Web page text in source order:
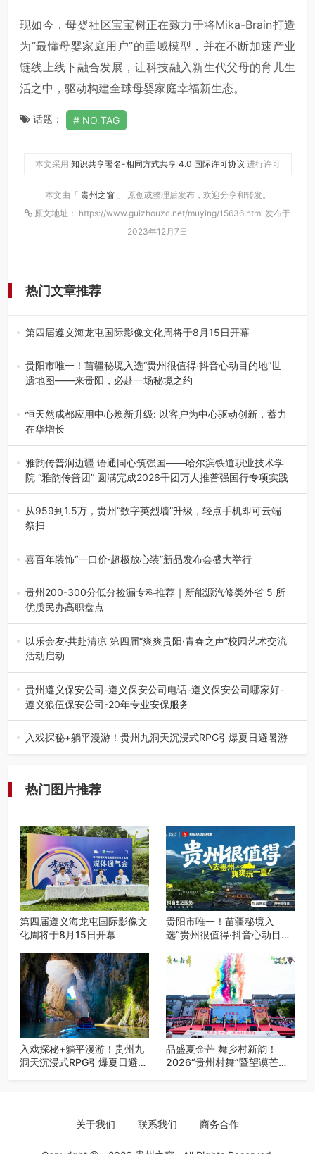
现如今，母婴社区宝宝树正在致力于将Mika-Brain打造
为“最懂母婴家庭用户”的垂域模型，并在不断加速产业
链线上线下融合发展，让科技融入新生代父母的育儿生
活之中，驱动构建全球母婴家庭幸福新生态。
话题： NO TAG
本文采用 知识共享署名-相同方式共享 4.0 国际许可协议 进行许可
本文由「 贵州之窗 」 原创或整理后发布，欢迎分享和转发。
原文地址： https://www.guizhouzc.net/muying/15636.html 发布于
2023年12月7日
热门文章推荐
第四届遵义海龙屯国际影像文化周将于8月15日开幕
8月7日，第四届遵义海龙屯国际影像文化周媒体通气会在世
界文化遗产地海龙屯核心景区…
贵阳市唯一！苗疆秘境入选“贵州很值得·抖音心动目的地”世
遗地图——来贵阳，必赴一场秘境之约
2026年7月21日，2026年“贵州很值得”暨抖音“心动目的
地”（贵州站）主题…
恒天然成都应用中心焕新升级: 以客户为中心驱动创新，蓄力
在华增长
融合全球研发实力与本土洞察，深化客户共创，赋能西南市
场创新发展 （7月27日，成…
雅韵传普润边疆 语通同心筑强国——哈尔滨铁道职业技术学
院 “雅韵传普团” 圆满完成2026千团万人推普强国行专项实践
为扎实推进2026“千团万人推普强国行”大学生暑期社会实
践，牢牢紧扣 “雅韵传普…
从959到1.5万，贵州“数字英烈墙”升级，轻点手机即可云端
祭扫
八一建军节到来之际，由贵州省退役军人事务厅指导，贵阳
市退役军人事务局联合贵州广电…
喜百年装饰“一口价·超极放心装”新品发布会盛大举行
2026年7月31日，喜百年装饰“一口价·超极放心装”新品发布
会在贵阳隆重举行。…
贵州200-300分低分捡漏专科推荐｜新能源汽修类外省 5 所
优质民办高职盘点
在贵州省高考志愿填报体系中，200至300分数段考生可选择
的省内工科、新能源汽车…
以乐会友·共赴清凉 第四届“爽爽贵阳·青春之声”校园艺术交流
活动启动
七月的贵阳，清风送爽，第四届“爽爽贵阳·青春之声”校园管
弦乐（合唱）艺术交流活动…
贵州遵义保安公司-遵义保安公司电话-遵义保安公司哪家好-
遵义狼伍保安公司-20年专业安保服务
在遵义，不管是企业园区运营、小区物业管理、建筑工地施
工、商业商场经营，还是举办各…
入戏探秘+躺平漫游！贵州九洞天沉浸式RPG引爆夏日避暑游
热门图片推荐
第四届遵义海龙屯国际影像文
化周将于8月15日开幕
贵阳市唯一！苗疆秘境入
选“贵州很值得·抖音心动目的
赴一场秘境之约
入戏探秘+躺平漫游！贵州九
洞天沉浸式RPG引爆夏日避暑
品盛夏金芒 舞乡村新韵！
2026“贵州村舞”暨望谟芒果
关于我们 联系我们 商务合作